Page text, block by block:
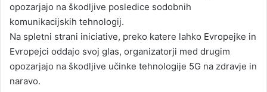
opozarjajo na škodljive posledice sodobnih
komunikacijskih tehnologij.
Na spletni strani iniciative, preko katere lahko Evropejke in
Evropejci oddajo svoj glas, organizatorji med drugim
opozarjajo na škodljive učinke tehnologije 5G na zdravje in
naravo.